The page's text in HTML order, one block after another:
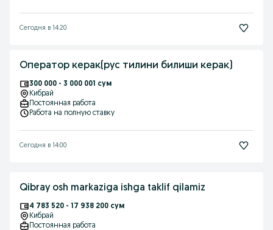
Сегодня в 14:20
Оператор керак(рус тилини билиши керак)
300 000 - 3 000 001 сум
Кибрай
Постоянная работа
Работа на полную ставку
Сегодня в 14:00
Qibray osh markaziga ishga taklif qilamiz
4 783 520 - 17 938 200 сум
Кибрай
Постоянная работа